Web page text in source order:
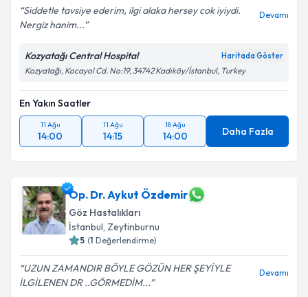
Siddetle tavsiye ederim, ilgi alaka hersey cok iyiydi.
Nergiz hanim...
Devamı
Kozyatağı Central Hospital Haritada Göster
Kozyatağı, Kocayol Cd. No:19, 34742 Kadıköy/İstanbul, Turkey
En Yakın Saatler
11 Ağu
14:00
11 Ağu
14:15
18 Ağu
14:00 Daha Fazla
Op. Dr. Aykut Özdemir
Göz Hastalıkları
İstanbul, Zeytinburnu
5 (1 Değerlendirme)
UZUN ZAMANDIR BÖYLE GÖZÜN HER ŞEYİYLE
İLGİLENEN DR ..GÖRMEDİM...
Devamı